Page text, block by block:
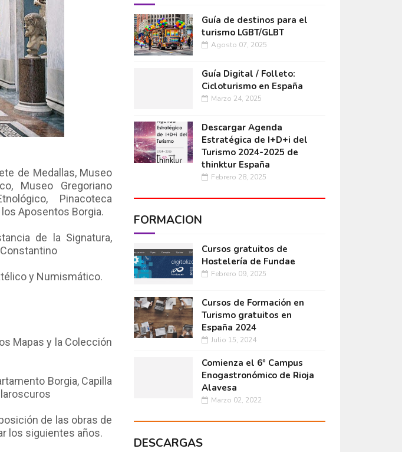
de Medallas, Museo
Museo Gregoriano
Pinacoteca
Aposentos Borgia.
de la Signatura,
y Numismático.
Mapas y la Colección
Borgia, Capilla
de las obras de
los siguientes años.
Guía de destinos para el
turismo LGBT/GLBT
Agosto 07, 2025
Guía Digital / Folleto:
Cicloturismo en España
Marzo 24, 2025
Descargar Agenda
Estratégica de I+D+i del
Turismo 2024-2025 de
thinktur España
Febrero 28, 2025
FORMACIÓN
Cursos gratuitos de
Hostelería de Fundae
Febrero 09, 2025
Cursos de Formación en
Turismo gratuitos en
España 2024
Julio 15, 2024
Comienza el 6º Campus
Enogastronómico de Rioja
Alavesa
Marzo 02, 2022
DESCARGAS